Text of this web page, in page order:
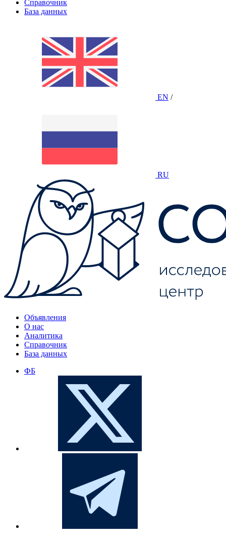
Справочник
База данных
EN /
RU
Объявления
О нас
Аналитика
Справочник
База данных
ФБ